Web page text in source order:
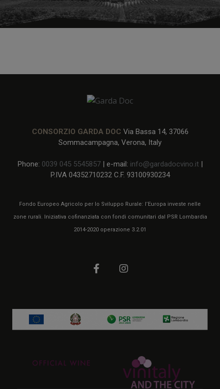
CONSORZIO GARDA DOC Via Bassa 14, 37066
Sommacampagna, Verona, Italy
Phone: 0039 045 5545857| e-mail: info@gardadocvino.it|
P.IVA 04352710232 C.F. 93100930234
Fondo Europeo Agricolo per lo Sviluppo Rurale: l’Europa investe nelle
zone rurali. Iniziativa cofinanziata con fondi comunitari dal PSR Lombardia
2014-2020 operazione 3.2.01